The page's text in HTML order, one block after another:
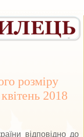
розміру
2018
відповідно до